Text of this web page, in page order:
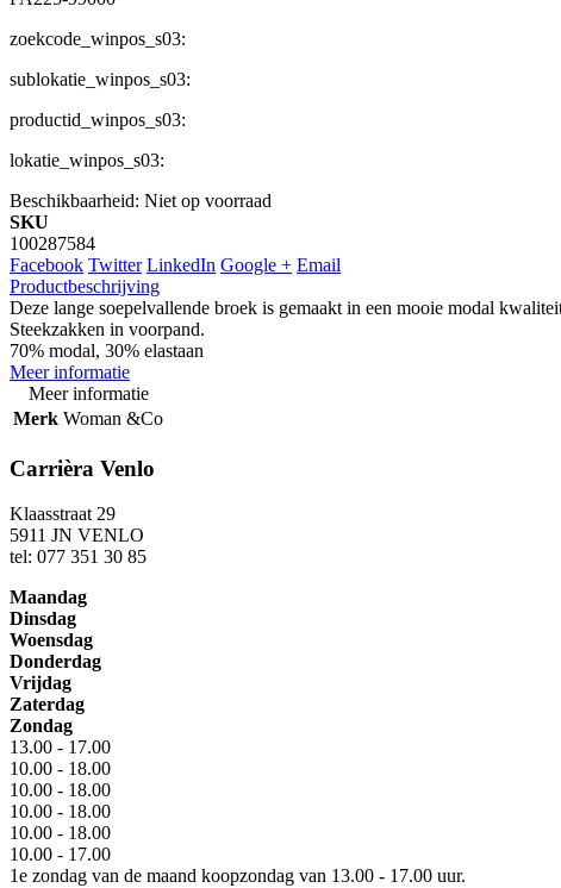
zoekcode_winpos_s03:
sublokatie_winpos_s03:
productid_winpos_s03:
lokatie_winpos_s03:
Beschikbaarheid: Niet op voorraad
SKU
100287584
Facebook Twitter LinkedIn Google + Email
Productbeschrijving
Deze lange soepelvallende broek is gemaakt in een mooie modal
Steekzakken in voorpand.
70% modal, 30% elastaan
Meer informatie
Meer informatie
Merk Woman &Co
Carrièra Venlo
Klaasstraat 29
5911 JN VENLO
tel: 077 351 30 85
Maandag
Dinsdag
Woensdag
Donderdag
Vrijdag
Zaterdag
Zondag
13.00 - 17.00
10.00 - 18.00
10.00 - 18.00
10.00 - 18.00
10.00 - 18.00
10.00 - 17.00
1e zondag van de maand koopzondag van 13.00 - 17.00 uur.